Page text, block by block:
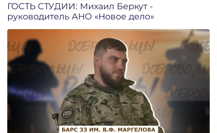
ГОСТЬ СТУДИИ: Михаил Беркут -
руководитель АНО «Новое дело»